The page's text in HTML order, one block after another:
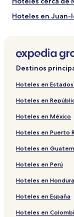
y
la
disponibilidad
cambios.
Aplican
adicionales.
Hoteles en Juan-
Hoteles 4
Hoteles 3
Hoteles de lujo
Hoteles en Le
Hoteles cerca de
Hoteles en Cannes
Hoteles en
Hoteles cerca de
Hoteles cerca de
Destinos
Hoteles en Estados
Hoteles en
Hoteles en México
Hoteles en Puerto
Hoteles en
Hoteles en Perú
Hoteles en
Hoteles en España
Hoteles en